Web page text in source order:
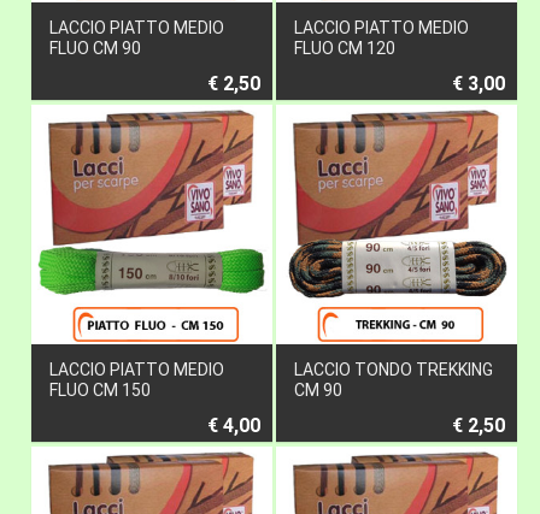
LACCIO PIATTO MEDIO
FLUO CM 90
€ 2,50
LACCIO PIATTO MEDIO
FLUO CM 120
€ 3,00
LACCIO PIATTO MEDIO
FLUO CM 150
€ 4,00
LACCIO TONDO TREKKING
CM 90
€ 2,50